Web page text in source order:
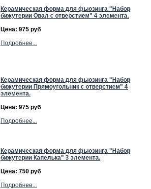
Керамическая форма для фьюзинга "Набор
бижутерии Овал с отверстием" 4 элемента.
Цена: 975 руб
Подробнее...
Керамическая форма для фьюзинга "Набор
бижутерии Прямоугольник с отверстием" 4
элемента.
Цена: 975 руб
Подробнее...
Керамическая форма для фьюзинга "Набор
бижутерии Капелька" 3 элемента.
Цена: 750 руб
Подробнее...